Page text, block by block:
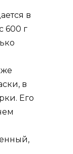
в
600 г
в
Его